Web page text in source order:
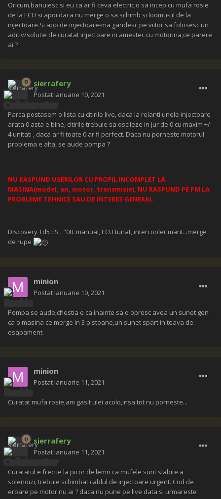
Oricum,banuiesc si eu ca ar fi ceva electric,o sa incep cu mufa rosie
de la ECU si apoi daca nu merge o sa schimb si loomu-ul de la
injectoare.Si app de injectoare-ma gandesc pe viitor sa folosesc un
aditiv/solutie de curatat injectoare in amestec cu motorina,ce parere
ai ?
sierrafery
Postat Ianuarie 10, 2021
Parca postasem o lista cu citirile live, daca la relanti unele injectoare
arata 0 asta e bine, citirile trebuie sa oscileze in jur de 0 cu maxim +/-
4 unitati , daca ar fi toate 0 ar fi perfect. Daca nu porneste motorul
problema e alta, se aude pompa ?
NU RASPUND USERILOR CU PROFIL INCOMPLET LA
MASINA(model, an, motor, transmisie), NU RASPUND PE PM LA
PROBLEME TEHNICE SAU DE INTERES GENERAL
Discovery Td5 ES , "00. manual, ECU tunat, intercooler marit...merge
de rupe
minion
Postat Ianuarie 10, 2021
Pompa se aude,chestia e ca inainte sa o opresc avea un sunet gen
ca o masina ce merge in 3 pistoane,un sunet spart in teava de
esapament.
minion
Postat Ianuarie 11, 2021
Curatat mufa rosie,am gasit ulei acolo,insa tot nu porneste...
sierrafery
Postat Ianuarie 11, 2021
Curatatul e frectie la picor de lemn ca mufele sunt slabite a
solenoizi, trebuie schimbat cablul de injectoare urgent. Cod de
eroare pe motor nu ai ? daca nu pune pe live data si urmareste